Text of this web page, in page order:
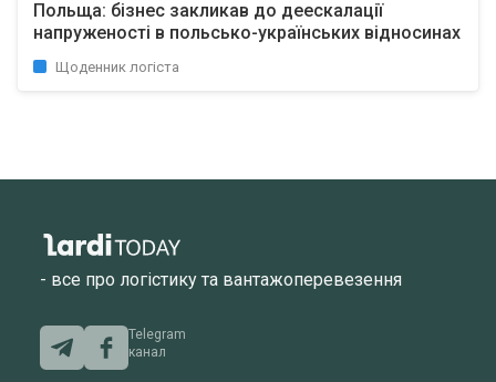
Польща: бізнес закликав до деескалації
напруженості в польсько-українських відносинах
Щоденник логіста
- все про логістику та вантажоперевезення
Telegram
канал